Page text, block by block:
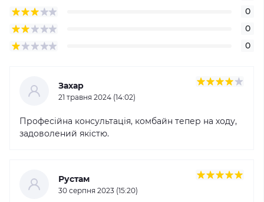
0
0
0
Захар
21 травня 2024 (14:02)
Професійна консультація, комбайн тепер на ходу,
задоволений якістю.
Рустам
30 серпня 2023 (15:20)